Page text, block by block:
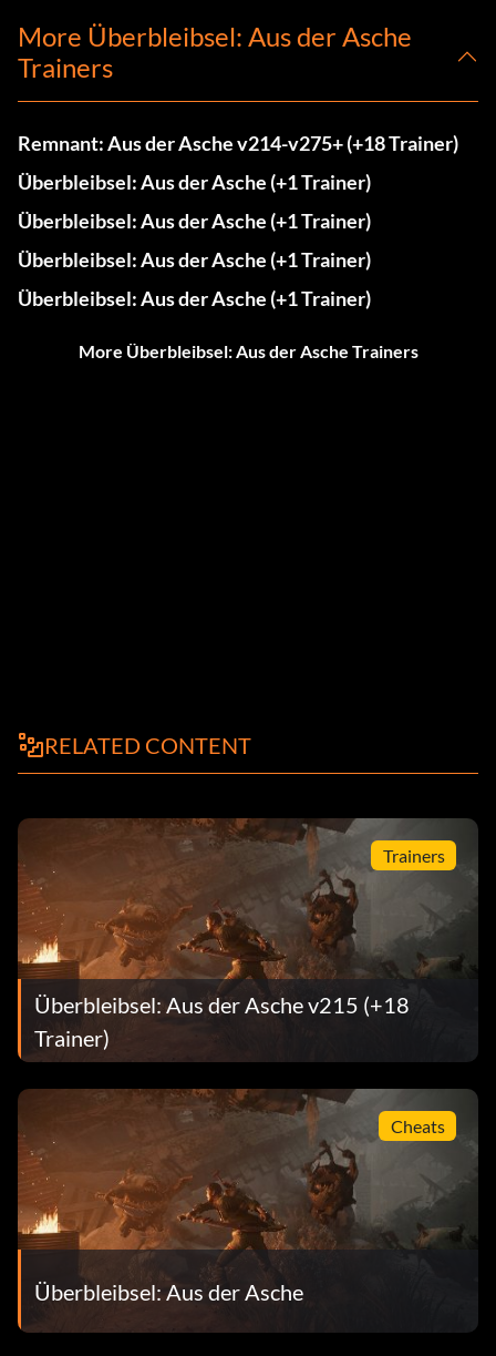
More Überbleibsel: Aus der Asche
Trainers
Remnant: Aus der Asche v214-v275+ (+18 Trainer)
Überbleibsel: Aus der Asche (+1 Trainer)
Überbleibsel: Aus der Asche (+1 Trainer)
Überbleibsel: Aus der Asche (+1 Trainer)
Überbleibsel: Aus der Asche (+1 Trainer)
More Überbleibsel: Aus der Asche Trainers
RELATED CONTENT
Trainers
Überbleibsel: Aus der Asche v215 (+18
Trainer)
Cheats
Überbleibsel: Aus der Asche